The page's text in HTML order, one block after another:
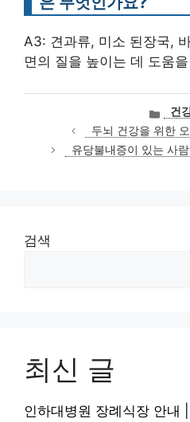
A3: 견과류, 미소 된장국,
면의 질을 높이는 데 도움
카
테
고
리
건
두뇌 건강을 위한
유당불내증이 있는 사
검색
최신 글
인하대병원 장례식장 안내